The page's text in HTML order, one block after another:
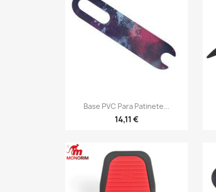
Vista rápida
Base PVC Para Patinete...
14,11 €